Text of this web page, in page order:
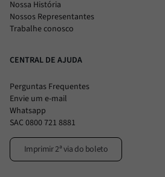
Nossa História
Nossos Representantes
Trabalhe conosco
CENTRAL DE AJUDA
Perguntas Frequentes
Envie um e-mail
Whatsapp
SAC 0800 721 8881
Imprimir 2ª via do boleto